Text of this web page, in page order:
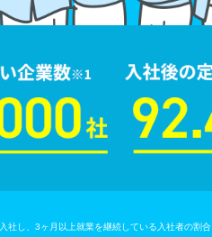
し、3ヶ月以上就業を継続している入社者の割合